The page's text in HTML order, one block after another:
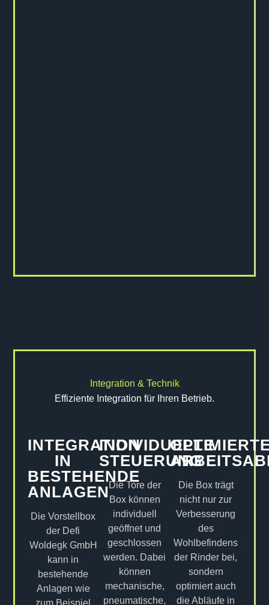
Integration & Technik
Effiziente Integration für Ihren Betrieb.
INTEGRATION
IN
BESTEHENDE
ANLAGEN
Die Vorstellbox
der Defi
Woldegk GmbH
kann in
bestehende
Anlagen wie
zum Beispiel
INDIVIDUELLE
STEUERUNG
Die Tore der
Box können
individuell
geöffnet und
geschlossen
werden. Dabei
können
mechanische,
pneumatische,
Die Box trägt
nicht nur zur
Verbesserung
des
Wohlbefindens
der Rinder bei,
sondern
optimiert auch
die Abläufe in